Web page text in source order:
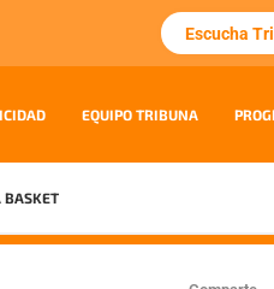
Escucha
EQUIPO TRIBUNA
BASKET